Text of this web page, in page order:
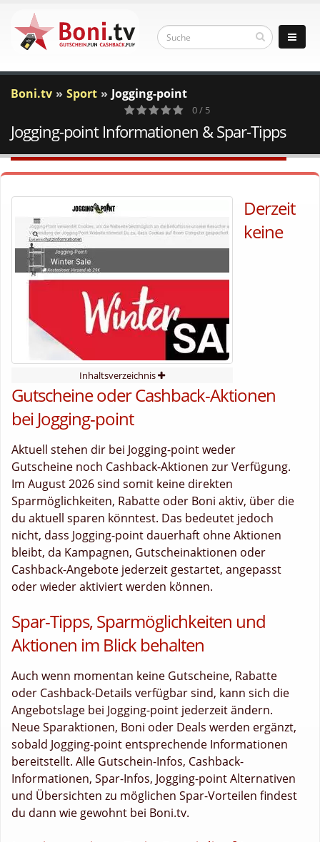
Boni.tv Sport Jogging-point
0
Votes
0 / 5
Jogging-point Informationen & Spar-Tipps
Inhaltsverzeichnis
Derzeit
keine
Gutscheine oder Cashback-Aktionen
bei Jogging-point
Aktuell stehen dir bei Jogging-point weder
Gutscheine noch Cashback-Aktionen zur Verfügung.
Im August 2026 sind somit keine direkten
Sparmöglichkeiten, Rabatte oder Boni aktiv, über die
du aktuell sparen könntest. Das bedeutet jedoch
nicht, dass Jogging-point dauerhaft ohne Aktionen
bleibt, da Kampagnen, Gutscheinaktionen oder
Cashback-Angebote jederzeit gestartet, angepasst
oder wieder aktiviert werden können.
Spar-Tipps, Sparmöglichkeiten und
Aktionen im Blick behalten
Auch wenn momentan keine Gutscheine, Rabatte
oder Cashback-Details verfügbar sind, kann sich die
Angebotslage bei Jogging-point jederzeit ändern.
Neue Sparaktionen, Boni oder Deals werden ergänzt,
sobald Jogging-point entsprechende Informationen
bereitstellt. Alle Gutschein-Infos, Cashback-
Informationen, Spar-Infos, Jogging-point Alternativen
und Übersichten zu möglichen Spar-Vorteilen findest
du dann wie gewohnt bei Boni.tv.